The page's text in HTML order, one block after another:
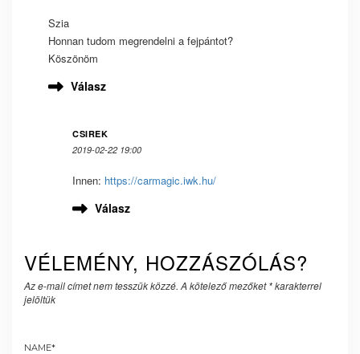
Szia
Honnan tudom megrendelni a fejpántot?
Köszönöm
Válasz
CSIREK
2019-02-22 19:00
Innen: https://carmagic.iwk.hu/
Válasz
VÉLEMÉNY, HOZZÁSZÓLÁS?
Az e-mail címet nem tesszük közzé. A kötelező mezőket*karakterrel
jelöltük
NAME*